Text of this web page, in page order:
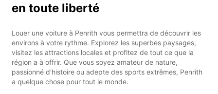
en toute liberté
Louer une voiture à Penrith vous permettra de découvrir les
environs à votre rythme. Explorez les superbes paysages,
visitez les attractions locales et profitez de tout ce que la
région a à offrir. Que vous soyez amateur de nature,
passionné d'histoire ou adepte des sports extrêmes, Penrith
a quelque chose pour tout le monde.